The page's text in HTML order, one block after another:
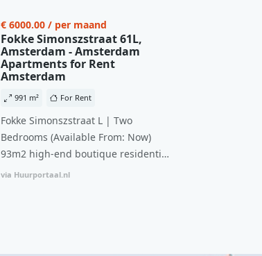
€ 6000.00 / per maand
Fokke Simonszstraat 61L,
Amsterdam - Amsterdam
Apartments for Rent
Amsterdam
991 m² For Rent
Fokke Simonszstraat L | Two
Bedrooms (Available From: Now)
93m2 high-end boutique residential
complex in De Pijp feautring an
via Huurportaal.nl